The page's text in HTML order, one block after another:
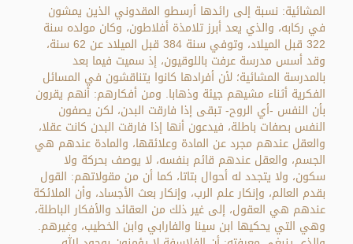
المشائية: نسبة إلى رائدها أرسطو المقدوني الذين يمشون
في ركابه، والذي يعد أبرز تلامذة أفلاطون، وكان مولده سنة
322 قبل الميلاد، وتوفي سنة 384 قبل الميلاد عن 62 سنة،
وقد أسس مدرسة عرفت باللوقيون، إذ سميت فيما بعد
بالمدرسة المشائية؛ لأن أفرادها كانوا يتناقشون في المسائل
الفكرية أثناء مشيهم جيئة وذهابا. ومن أفكارهم: أنهم يقرون
بأن النفس -أي الروح- تبقى إذا فارقت البدن، لكن يصفون
النفس بصفات باطلة، فيدعون أنها إذا فارقت البدن كانت عقلا،
والعقل عندهم مجرد عن المادة وعلائقها، والمادة عندهم هي
الجسم، والعقل عندهم قائم بنفسه، لا يوصف بحركة ولا
سكون، ولا يتجدد له أحوال بتاتا، كما أن من مقولاتهم: القول
بقدم العالم، وإنكار علم الرب، وإنكار بعث الأجساد، وأن الملائكة
عندهم هي العقول، إلى غير ذلك من العقائد والأفكار الباطلة،
وهي التي يحكيها ابن سينا والفارابي وابن الخطيب، وغيرهم.